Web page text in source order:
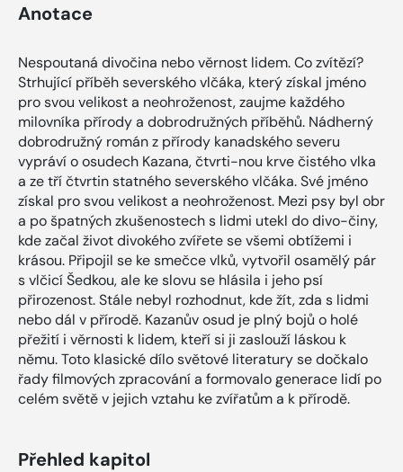
Anotace
Nespoutaná divočina nebo věrnost lidem. Co zvítězí?
Strhující příběh severského vlčáka, který získal jméno
pro svou velikost a neohroženost, zaujme každého
milovníka přírody a dobrodružných příběhů. Nádherný
dobrodružný román z přírody kanadského severu
vypráví o osudech Kazana, čtvrti-nou krve čistého vlka
a ze tří čtvrtin statného severského vlčáka. Své jméno
získal pro svou velikost a neohroženost. Mezi psy byl obr
a po špatných zkušenostech s lidmi utekl do divo-činy,
kde začal život divokého zvířete se všemi obtížemi i
krásou. Připojil se ke smečce vlků, vytvořil osamělý pár
s vlčicí Šedkou, ale ke slovu se hlásila i jeho psí
přirozenost. Stále nebyl rozhodnut, kde žít, zda s lidmi
nebo dál v přírodě. Kazanův osud je plný bojů o holé
přežití i věrnosti k lidem, kteří si ji zaslouží láskou k
němu. Toto klasické dílo světové literatury se dočkalo
řady filmových zpracování a formovalo generace lidí po
celém světě v jejich vztahu ke zvířatům a k přírodě.
Přehled kapitol